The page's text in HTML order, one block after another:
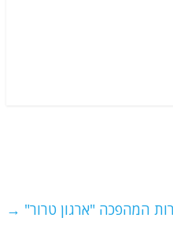
המהפכה "ארגון טרור" →